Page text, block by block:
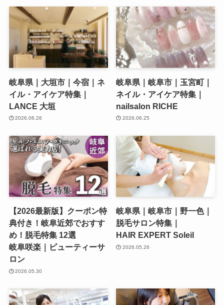
岐阜県｜大垣市｜今宿｜ネ
イル・アイケア特集｜
LANCE 大垣
2026.06.26
岐阜県｜岐阜市｜玉宮町｜
ネイル・アイケア特集｜
nailsalon RICHE
2026.06.25
【2026最新版】クーポン特
典付き！岐阜近郊でおすす
め！脱毛特集 12選
岐阜咲楽｜ビューティーサ
ロン
2026.05.30
岐阜県｜岐阜市｜野一色｜
脱毛サロン特集｜
HAIR EXPERT Soleil
2026.05.26